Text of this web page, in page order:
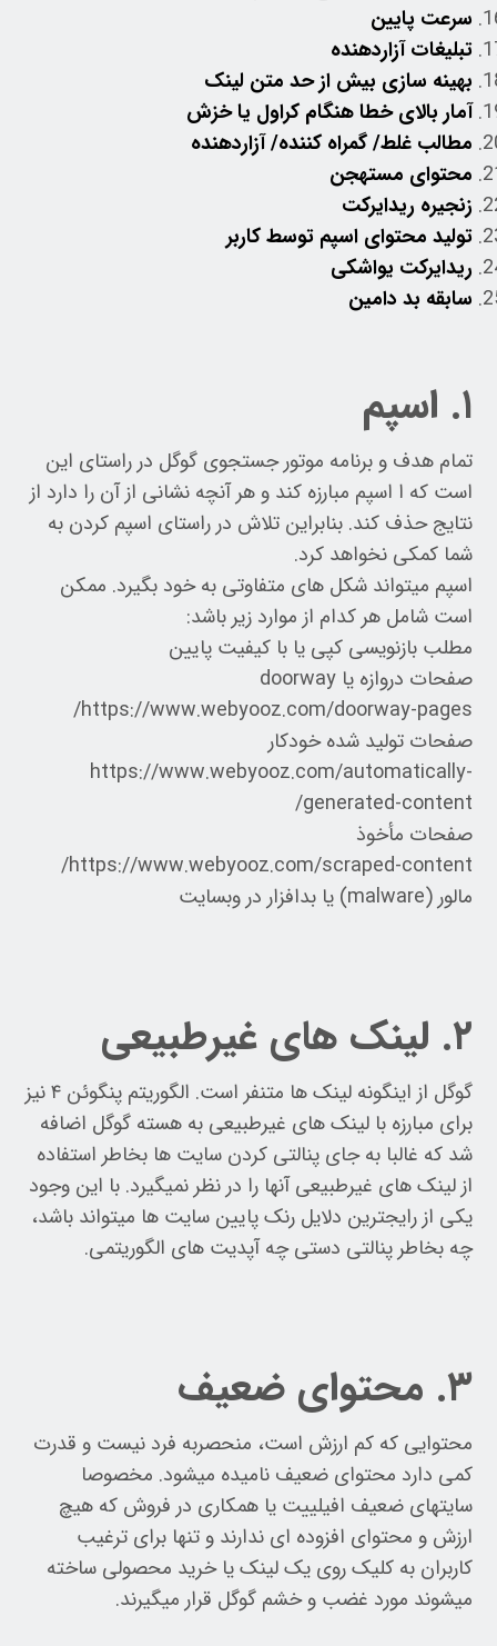
سرعت پایین
تبلیغات آزاردهنده
بهینه سازی بیش از حد متن لینک
آمار بالای خطا هنگام کراول یا خزش
مطالب غلط/ گمراه کننده/ آزاردهنده
محتوای مستهجن
زنجیره ریدایرکت
تولید محتوای اسپم توسط کاربر
ریدایرکت یواشکی
سابقه بد دامین
۱. اسپم
تمام هدف و برنامه موتور جستجوی گوگل در راستای این
است که ا اسپم مبارزه کند و هر آنچه نشانی از آن را دارد از
نتایج حذف کند. بنابراین تلاش در راستای اسپم کردن به
شما کمکی نخواهد کرد.
اسپم میتواند شکل های متفاوتی به خود بگیرد. ممکن
است شامل هر کدام از موارد زیر باشد:
مطلب بازنویسی کپی یا با کیفیت پایین
صفحات دروازه یا doorway
https://www.webyooz.com/doorway-pages/
صفحات تولید شده خودکار
https://www.webyooz.com/automatically-
generated-content/
صفحات مأخوذ
https://www.webyooz.com/scraped-content/
مالور (malware) یا بدافزار در وبسایت
۲. لینک های غیرطبیعی
گوگل از اینگونه لینک ها متنفر است. الگوریتم پنگوئن ۴ نیز
برای مبارزه با لینک های غیرطبیعی به هسته گوگل اضافه
شد که غالبا به جای پنالتی کردن سایت ها بخاطر استفاده
از لینک های غیرطبیعی آنها را در نظر نمیگیرد. با این وجود
یکی از رایجترین دلایل رنک پایین سایت ها میتواند باشد،
چه بخاطر پنالتی دستی چه آپدیت های الگوریتمی.
۳. محتوای ضعیف
محتوایی که کم ارزش است، منحصربه فرد نیست و قدرت
کمی دارد محتوای ضعیف نامیده میشود. مخصوصا
سایتهای ضعیف افیلییت یا همکاری در فروش که هیچ
ارزش و محتوای افزوده ای ندارند و تنها برای ترغیب
کاربران به کلیک روی یک لینک یا خرید محصولی ساخته
میشوند مورد غضب و خشم گوگل قرار میگیرند.